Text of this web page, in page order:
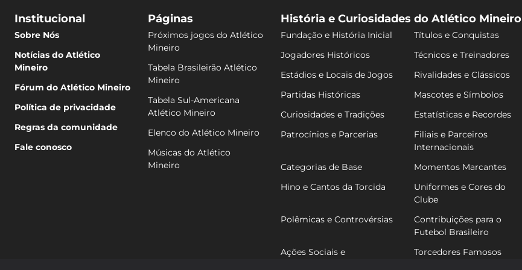
Institucional
Sobre Nós
Notícias do Atlético
Mineiro
Fórum do Atlético Mineiro
Política de privacidade
Regras da comunidade
Fale conosco
Páginas
Próximos jogos do Atlético
Mineiro
Tabela Brasileirão Atlético
Mineiro
Tabela Sul-Americana
Atlético Mineiro
Elenco do Atlético Mineiro
Músicas do Atlético
Mineiro
História e Curiosidades do Atlético Mineiro
Fundação e História Inicial
Títulos e Conquistas
Jogadores Históricos
Técnicos e Treinadores
Estádios e Locais de Jogos
Rivalidades e Clássicos
Partidas Históricas
Mascotes e Símbolos
Curiosidades e Tradições
Estatísticas e Recordes
Patrocínios e Parcerias
Filiais e Parceiros
Internacionais
Categorias de Base
Momentos Marcantes
Hino e Cantos da Torcida
Uniformes e Cores do
Clube
Polêmicas e Controvérsias
Contribuições para o
Futebol Brasileiro
Ações Sociais e
Torcedores Famosos